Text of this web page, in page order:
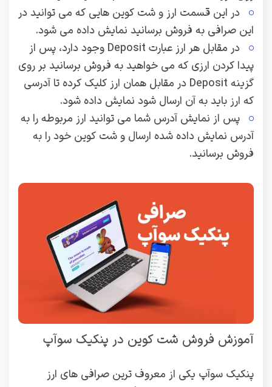
در این قسمت ارز و شت کوین هایی که می توانید در
این صرافی به فروش برسانید نمایش داده می شود.
در مقابل هر ارز عبارت Deposit وجود دارد، پس از
پیدا کردن ارزی که می خواهید به فروش برسانید بر روی
گزینه Deposit در مقابل همان ارز کلیک کرده تا آدرسی
که ارز باید به آن ارسال شود نمایش داده شود.
پس از نمایش آدرس شما می توانید ارز مربوطه را به
آدرس نمایش داده شده ارسال و شت کوین خود را به
فروش برسانید.
آموزش فروش شت کوین در پنکیک سوآپ
پنکیک سوآپ یکی از معروف ترین صرافی های ارز